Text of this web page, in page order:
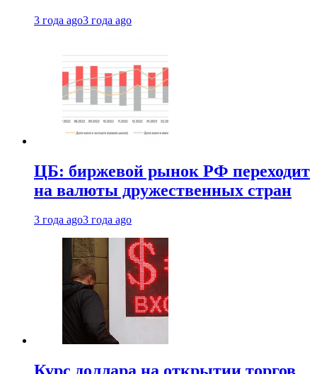
3 года ago3 года ago
ЦБ: биржевой рынок РФ переходит
на валюты дружественных стран
3 года ago3 года ago